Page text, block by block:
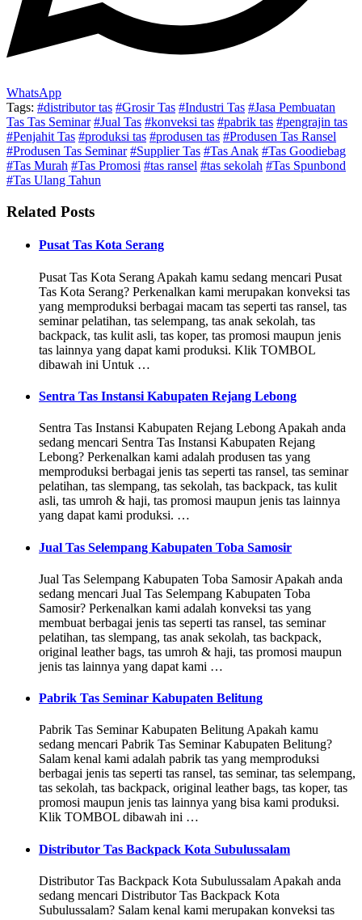
WhatsApp
Tags: #distributor tas #Grosir Tas #Industri Tas #Jasa Pembuatan
Tas Tas Seminar #Jual Tas #konveksi tas #pabrik tas #pengrajin tas
#Penjahit Tas #produksi tas #produsen tas #Produsen Tas Ransel
#Produsen Tas Seminar #Supplier Tas #Tas Anak #Tas Goodiebag
#Tas Murah #Tas Promosi #tas ransel #tas sekolah #Tas Spunbond
#Tas Ulang Tahun
Related Posts
Pusat Tas Kota Serang
Pusat Tas Kota Serang Apakah kamu sedang mencari Pusat
Tas Kota Serang? Perkenalkan kami merupakan konveksi tas
yang memproduksi berbagai macam tas seperti tas ransel, tas
seminar pelatihan, tas selempang, tas anak sekolah, tas
backpack, tas kulit asli, tas koper, tas promosi maupun jenis
tas lainnya yang dapat kami produksi. Klik TOMBOL
dibawah ini Untuk …
Sentra Tas Instansi Kabupaten Rejang Lebong
Sentra Tas Instansi Kabupaten Rejang Lebong Apakah anda
sedang mencari Sentra Tas Instansi Kabupaten Rejang
Lebong? Perkenalkan kami adalah produsen tas yang
memproduksi berbagai jenis tas seperti tas ransel, tas seminar
pelatihan, tas slempang, tas sekolah, tas backpack, tas kulit
asli, tas umroh & haji, tas promosi maupun jenis tas lainnya
yang dapat kami produksi. …
Jual Tas Selempang Kabupaten Toba Samosir
Jual Tas Selempang Kabupaten Toba Samosir Apakah anda
sedang mencari Jual Tas Selempang Kabupaten Toba
Samosir? Perkenalkan kami adalah konveksi tas yang
membuat berbagai jenis tas seperti tas ransel, tas seminar
pelatihan, tas slempang, tas anak sekolah, tas backpack,
original leather bags, tas umroh & haji, tas promosi maupun
jenis tas lainnya yang dapat kami …
Pabrik Tas Seminar Kabupaten Belitung
Pabrik Tas Seminar Kabupaten Belitung Apakah kamu
sedang mencari Pabrik Tas Seminar Kabupaten Belitung?
Salam kenal kami adalah pabrik tas yang memproduksi
berbagai jenis tas seperti tas ransel, tas seminar, tas selempang,
tas sekolah, tas backpack, original leather bags, tas koper, tas
promosi maupun jenis tas lainnya yang bisa kami produksi.
Klik TOMBOL dibawah ini …
Distributor Tas Backpack Kota Subulussalam
Distributor Tas Backpack Kota Subulussalam Apakah anda
sedang mencari Distributor Tas Backpack Kota
Subulussalam? Salam kenal kami merupakan konveksi tas